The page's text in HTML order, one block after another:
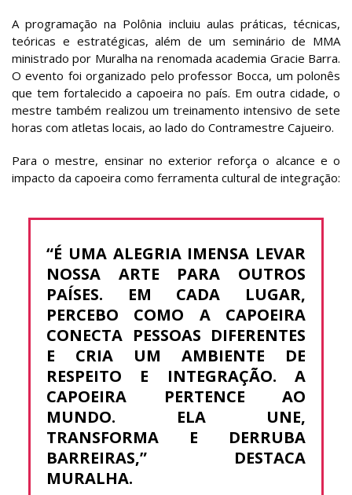
A programação na Polônia incluiu aulas práticas, técnicas,
teóricas e estratégicas, além de um seminário de MMA
ministrado por Muralha na renomada academia Gracie Barra.
O evento foi organizado pelo professor Bocca, um polonês
que tem fortalecido a capoeira no país. Em outra cidade, o
mestre também realizou um treinamento intensivo de sete
horas com atletas locais, ao lado do Contramestre Cajueiro.
Para o mestre, ensinar no exterior reforça o alcance e o
impacto da capoeira como ferramenta cultural de integração:
“É UMA ALEGRIA IMENSA LEVAR
NOSSA ARTE PARA OUTROS
PAÍSES. EM CADA LUGAR,
PERCEBO COMO A CAPOEIRA
CONECTA PESSOAS DIFERENTES
E CRIA UM AMBIENTE DE
RESPEITO E INTEGRAÇÃO. A
CAPOEIRA PERTENCE AO
MUNDO. ELA UNE,
TRANSFORMA E DERRUBA
BARREIRAS,” DESTACA
MURALHA.